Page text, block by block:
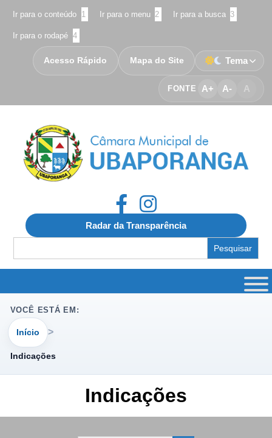
Ir para o conteúdo 1 Ir para o menu 2 Ir para a busca 3
Ir para o rodapé 4
FONTE A+ A- A
Acesso Rápido Mapa do Site Tema
Radar da Transparência
for:
VOCÊ ESTÁ EM:
Início
Indicações
Indicações